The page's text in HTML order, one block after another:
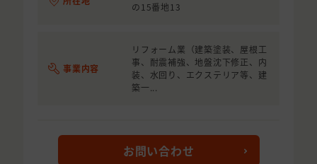
の15番地13
事業内容
リフォーム業（建築塗装、屋根工
事、耐震補強、地盤沈下修正、内
装、水回り、エクステリア等、建
築一...
お問い合わせ